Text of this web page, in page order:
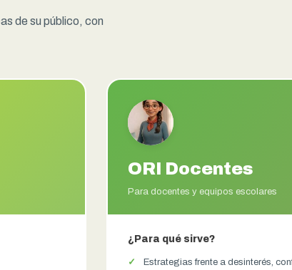
de su público, con
ORI Docentes
Para docentes y equipos escolares
¿Para qué sirve?
Estrategias frente a desinterés,